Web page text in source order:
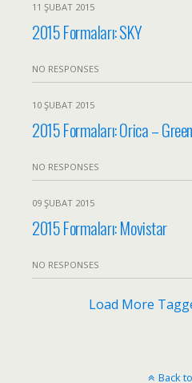
11 ŞUBAT 2015
2015 Formaları: SKY
NO RESPONSES
10 ŞUBAT 2015
2015 Formaları: Orica –
NO RESPONSES
09 ŞUBAT 2015
2015 Formaları: Movistar
NO RESPONSES
Load More
Back